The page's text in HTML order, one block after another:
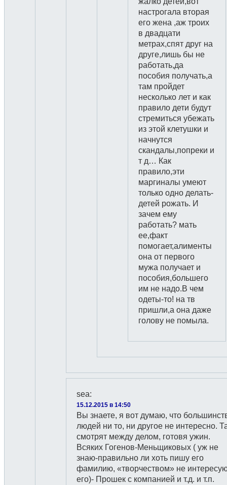
настрогала вторая
его жена ,аж троих
в двадцати
метрах,спят друг на
друге,лишь бы не
работать,да
пособия получать,а
там пройдет
несколько лет и как
правило дети будут
стремиться убежать
из этой клетушки и
начнутся
скандалы,попреки и
т д… Как
правило,эти
маргиналы умеют
только одно делать-
детей рожать. И
зачем ему
работать? мать
ее,факт
помогает,алименты
она от первого
мужа получает и
пособия,большего
им не надо.В чем
одеты-то! на тв
пришли,а она даже
голову не помыла.
sea:
15.12.2015 в 14:50
Вы знаете, я вот думаю, что
людей ни то, ни другое не интересно.
смотрят между делом, готовя ужин.
Всяких Гогенов-Меньщиковых ( уж не
знаю-правильно ли хоть пишу его
фамилию, «творчеством» не
его)- Прошек с компанией и т.д. и т.п.